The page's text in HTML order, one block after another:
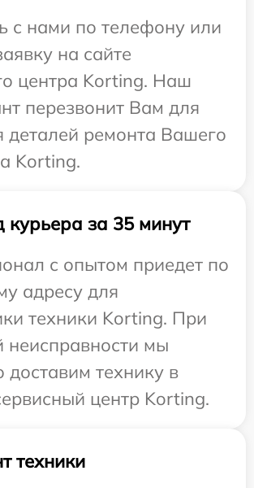
с нами по телефону или
на сайте
центра Korting. Наш
перезвонит Вам для
деталей ремонта Вашего
Korting.
курьера за 35 минут
с опытом приедет по
адресу для
техники Korting. При
неисправности мы
доставим технику в
центр Korting.
техники